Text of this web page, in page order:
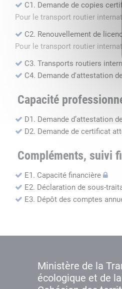
C1. Demande de copies
Pour le transport routier
C2. Renouvellement de
Pour le transport routier
C3. Transports routiers
C4. Demande d'attestation
Capacité
D1. Demande d’attestation
D2. Demande de certificat
Compléments, suivi
E1. Capacité financière
E2. Déclaration de sous-
E3. Dépôt des comptes
Ministère de la
écologique et de la